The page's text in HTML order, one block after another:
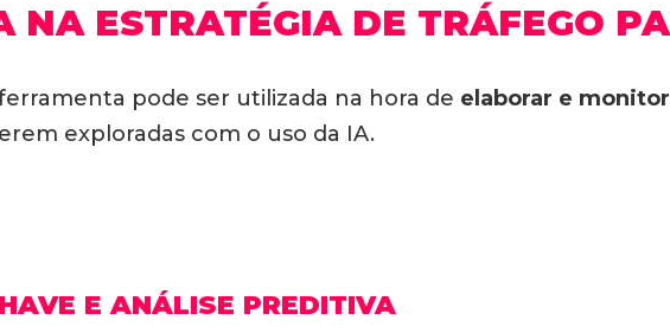
ESTRATÉGIA DE TRÁFEGO
pode ser utilizada na hora de elaborar e
exploradas com o uso da IA.
E ANÁLISE PREDITIVA